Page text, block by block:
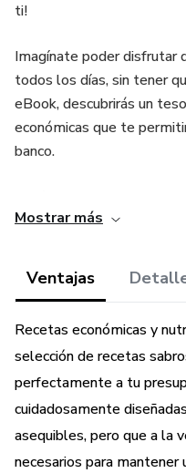
ti!
Imagínate poder disfrutar
todos los días, sin tener
eBook, descubrirás un
económicas que te
banco.
encontrarás al adquirir este
que comer bien es
ingredientes asequibles
tu supermercado local.
tiene por qué ser
Planificación de comidas
tiempo y esfuerzo en la
Mostrar más
Ventajas
Recetas económicas y
selección de recetas
perfectamente a tu
cuidadosamente
asequibles, pero que a la
necesarios para